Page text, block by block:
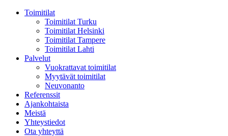
Toimitilat
Toimitilat Turku
Toimitilat Helsinki
Toimitilat Tampere
Toimitilat Lahti
Palvelut
Vuokrattavat toimitilat
Myytävät toimitilat
Neuvonanto
Referenssit
Ajankohtaista
Meistä
Yhteystiedot
Ota yhteyttä